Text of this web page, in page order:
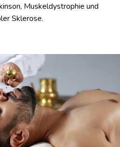
Muskeldystrophie und
Sklerose.